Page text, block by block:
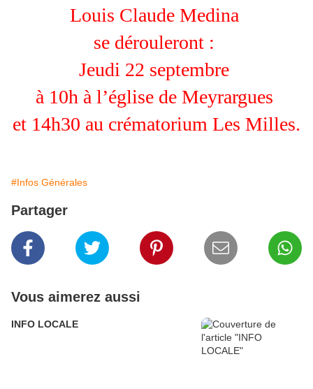
Louis Claude Medina
se dérouleront :
Jeudi 22 septembre
à 10h à l’église de Meyrargues
et 14h30 au crématorium Les Milles.
#Infos Générales
Partager
Vous aimerez aussi
INFO LOCALE